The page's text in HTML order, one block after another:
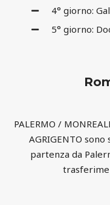
4° giorno:
5° giorno:
PALERMO /
AGRIGENTO
partenza da